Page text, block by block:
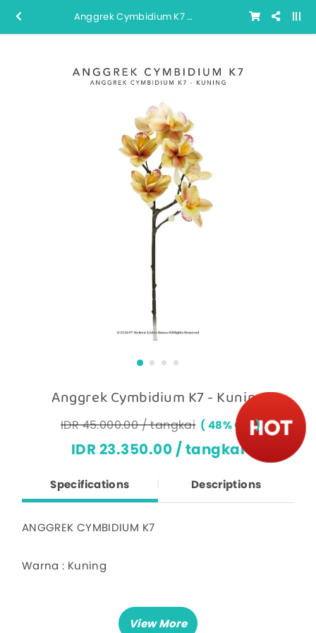
Anggrek Cymbidium K7 - Kuning
Anggrek Cymbidium K7 - Kuning
48% OFF
IDR 45.000.00 / tangkai
IDR 23.350.00 / tangkai
Specifications Descriptions
ANGGREK CYMBIDIUM K7
Warna : Kuning
Harga untuk 1 tangkai